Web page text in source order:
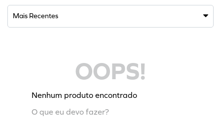
Mais Recentes
OOPS!
Nenhum produto encontrado
O que eu devo fazer?